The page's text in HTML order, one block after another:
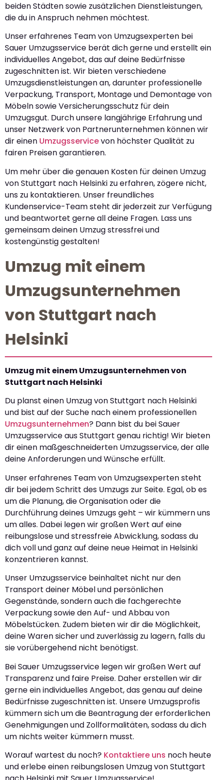
beiden Städten sowie zusätzlichen Dienstleistungen,
die du in Anspruch nehmen möchtest.
Unser erfahrenes Team von Umzugsexperten bei
Sauer Umzugsservice berät dich gerne und erstellt ein
individuelles Angebot, das auf deine Bedürfnisse
zugeschnitten ist. Wir bieten verschiedene
Umzugsdienstleistungen an, darunter professionelle
Verpackung, Transport, Montage und Demontage von
Möbeln sowie Versicherungsschutz für dein
Umzugsgut. Durch unsere langjährige Erfahrung und
unser Netzwerk von Partnerunternehmen können wir
dir einen Umzugsservicevon höchster Qualität zu
fairen Preisen garantieren.
Um mehr über die genauen Kosten für deinen Umzug
von Stuttgart nach Helsinki zu erfahren, zögere nicht,
uns zu kontaktieren. Unser freundliches
Kundenservice-Team steht dir jederzeit zur Verfügung
und beantwortet gerne all deine Fragen. Lass uns
gemeinsam deinen Umzug stressfrei und
kostengünstig gestalten!
Umzug mit einem
Umzugsunternehmen
von Stuttgart nach
Helsinki
Umzug mit einem Umzugsunternehmen von
Stuttgart nach Helsinki
Du planst einen Umzug von Stuttgart nach Helsinki
und bist auf der Suche nach einem professionellen
Umzugsunternehmen? Dann bist du bei Sauer
Umzugsservice aus Stuttgart genau richtig! Wir bieten
dir einen maßgeschneiderten Umzugsservice, der alle
deine Anforderungen und Wünsche erfüllt.
Unser erfahrenes Team von Umzugsexperten steht
dir bei jedem Schritt des Umzugs zur Seite. Egal, ob es
um die Planung, die Organisation oder die
Durchführung deines Umzugs geht – wir kümmern uns
um alles. Dabei legen wir großen Wert auf eine
reibungslose und stressfreie Abwicklung, sodass du
dich voll und ganz auf deine neue Heimat in Helsinki
konzentrieren kannst.
Unser Umzugsservice beinhaltet nicht nur den
Transport deiner Möbel und persönlichen
Gegenstände, sondern auch die fachgerechte
Verpackung sowie den Auf- und Abbau von
Möbelstücken. Zudem bieten wir dir die Möglichkeit,
deine Waren sicher und zuverlässig zu lagern, falls du
sie vorübergehend nicht benötigst.
Bei Sauer Umzugsservice legen wir großen Wert auf
Transparenz und faire Preise. Daher erstellen wir dir
gerne ein individuelles Angebot, das genau auf deine
Bedürfnisse zugeschnitten ist. Unsere Umzugsprofis
kümmern sich um die Beantragung der erforderlichen
Genehmigungen und Zollformalitäten, sodass du dich
um nichts weiter kümmern musst.
Worauf wartest du noch? Kontaktiere uns noch heute
und erlebe einen reibungslosen Umzug von Stuttgart